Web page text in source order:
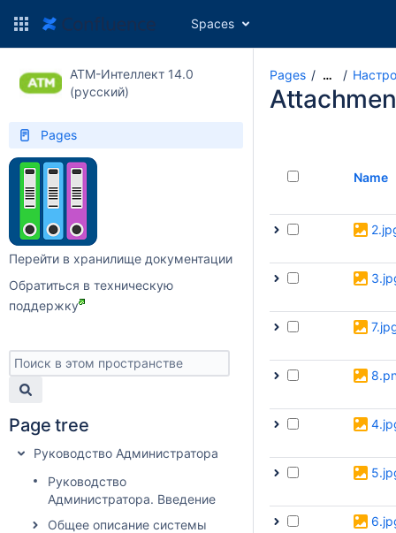
Spaces
АТМ-Интеллект 14.0
(русский)
Pages
Перейти в хранилище документации
Обратиться в техническую
поддержку
Page tree
Руководство Администратора
Руководство
Администратора. Введение
Общее описание системы
Pages …
Name